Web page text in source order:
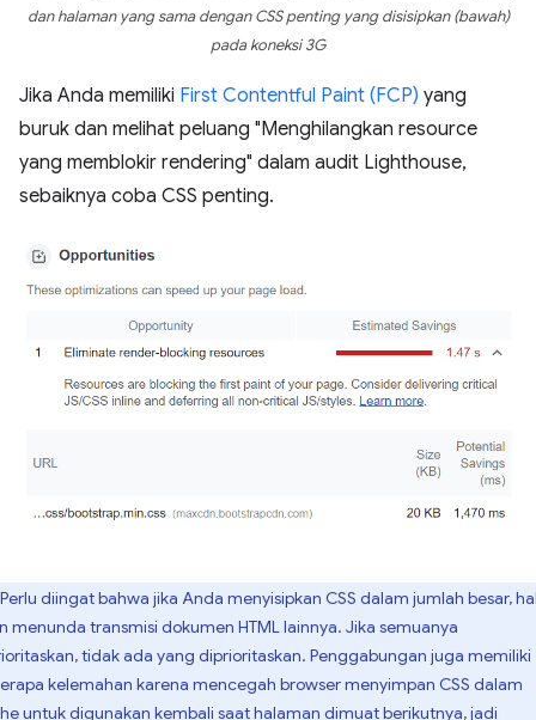
dan halaman yang sama dengan CSS penting yang disisipkan (bawah)
pada koneksi 3G
Jika Anda memiliki First Contentful Paint (FCP) yang
buruk dan melihat peluang "Menghilangkan resource
yang memblokir rendering" dalam audit Lighthouse,
sebaiknya coba CSS penting.
Perlu diingat bahwa jika Anda menyisipkan CSS dalam jumlah besar,
menunda transmisi dokumen HTML lainnya. Jika semuanya
tidak ada yang diprioritaskan. Penggabungan juga memiliki
kelemahan karena mencegah browser menyimpan CSS dalam
untuk digunakan kembali saat halaman dimuat berikutnya, jadi